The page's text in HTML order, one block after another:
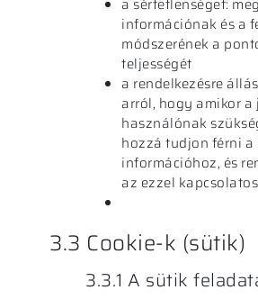
a sértetlenséget:
információnak és a
módszerének a
teljességét
a rendelkezésre
arról, hogy amikor
használónak
hozzá tudjon férni
információhoz, és
az ezzel
3.3 Cookie-k (sütik)
3.3.1 A sütik